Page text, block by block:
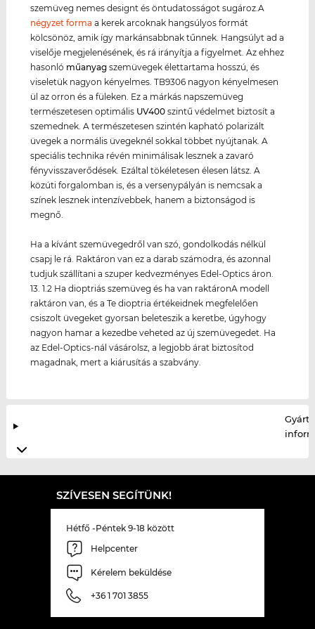
szemüveg nemes designt és öntudatosságot sugároz.A
négyzet forma a kerek arcoknak hangsúlyos formát
kölcsönöz, amik így markánsabbnak tűnnek. Hangsúlyt ad a
viselője megjelenésének, és rá irányítja a figyelmet. Az ehhez
hasonló műanyag szemüvegek élettartama hosszú, és
viseletük nagyon kényelmes. TB9306 nagyon kényelmesen
ül az orron és a füleken. Ez a márkás napszemüveg
természetesen optimális UV400 szintű védelmet biztosít a
szemednek. A természetesen szintén kapható polarizált
üvegek a normális üvegeknél sokkal többet nyújtanak. A
speciális technika révén minimálisak lesznek a zavaró
fényvisszaverődések. Ezáltal tökéletesen élesen látsz. A
közúti forgalomban is, és a versenypályán is nemcsak a
színek lesznek intenzívebbek, hanem a biztonságod is
megnő.
Ha a kívánt szemüvegedről van szó, gondolkodás nélkül
csapj le rá. Raktáron van ez a darab számodra, és azonnal
tudjuk szállítani a szuper kedvezményes Edel-Optics áron.
13. 1.2 Ha dioptriás szemüveg és ha van raktáronA modell
raktáron van, és a Te dioptria értékeidnek megfelelően
csiszolt üvegeket gyorsan beleteszik a keretbe, úgyhogy
nagyon hamar a kezedbe veheted az új szemüvegedet. Ha
az Edel-Optics-nál vásárolsz, a legjobb árat biztosítod
magadnak, mert a kiárusítás a szabvány.
SZÍVESEN SEGÍTÜNK!
Hétfő -Péntek 9-18 között
Helpcenter
Kérelem beküldése
+36 1 701 3855